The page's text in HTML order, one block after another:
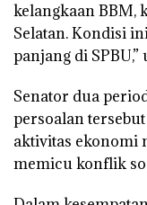
kelangkaan BBM,
Selatan. Kondisi
panjang di SPBU,”
Senator dua
persoalan
aktivitas ekonomi
memicu konflik